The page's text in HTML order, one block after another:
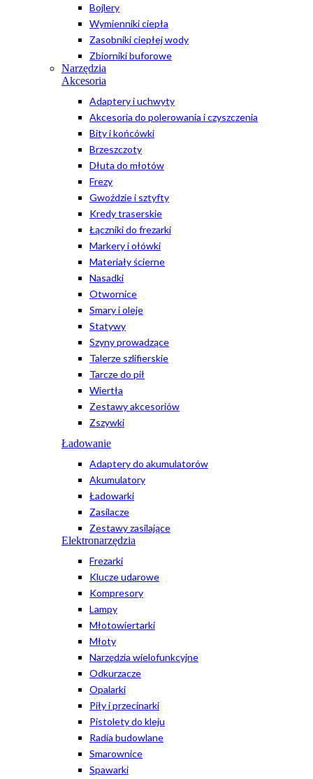
Bojlery
Wymienniki ciepła
Zasobniki ciepłej wody
Zbiorniki buforowe
Narzędzia
Akcesoria
Adaptery i uchwyty
Akcesoria do polerowania i czyszczenia
Bity i końcówki
Brzeszczoty
Dłuta do młotów
Frezy
Gwoździe i sztyfty
Kredy traserskie
Łączniki do frezarki
Markery i ołówki
Materiały ścierne
Nasadki
Otwornice
Smary i oleje
Statywy
Szyny prowadzące
Talerze szlifierskie
Tarcze do pił
Wiertła
Zestawy akcesoriów
Zszywki
Ładowanie
Adaptery do akumulatorów
Akumulatory
Ładowarki
Zasilacze
Zestawy zasilające
Elektronarzędzia
Frezarki
Klucze udarowe
Kompresory
Lampy
Młotowiertarki
Młoty
Narzędzia wielofunkcyjne
Odkurzacze
Opalarki
Piły i przecinarki
Pistolety do kleju
Radia budowlane
Smarownice
Spawarki